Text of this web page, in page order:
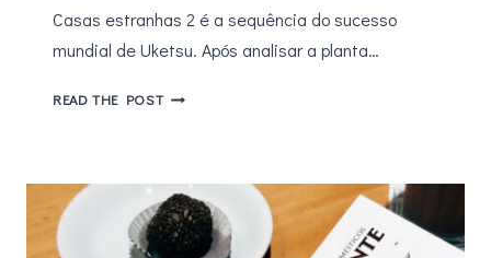
Casas estranhas 2 é a sequência do sucesso
mundial de Uketsu. Após analisar a planta…
READ THE POSTO
BUSCA
DE
RESPOSTAS